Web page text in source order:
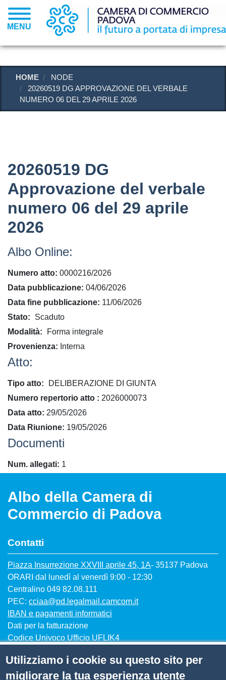
Salta
al
contenuto
MENU
HOME
NODE
20260519 DG APPROVAZIONE DEL VERBALE
NUMERO 06 DEL 29 APRILE 2026
20260519 DG
Approvazione del verbale
numero 06 del 29 aprile
2026
Albo Online:
Numero atto 0000216/2026
Data pubblicazione 04/06/2026
Data fine pubblicazione 11/06/2026
Stato
Scaduto
Modalità
Forma integrale
Provenienza
Interna
Atto:
Tipo atto
DELIBERAZIONE DI GIUNTA
​Numero repertorio atto
2026000073
Data atto 29/05/2026
Data Riunione 19/05/2026
Documenti
Num. allegati 1
Albo della Camera di
Commercio di Padova
Contatti
Piazza Insurrezione XXVIII aprile 45, 1A- 35137 Padova
ORARI dal lunedì al venerdì 9:00 - 12:30
Centralino 049 82.08.111
PEC: cciaa@pd.legalmail.camcom.it
IBAN e pagamenti informatici
Dati per la fatturazione
Codice Univoco Ufficio UFLIK4
Utilizziamo i cookie su questo sito per
migliorare la tua esperienza utente